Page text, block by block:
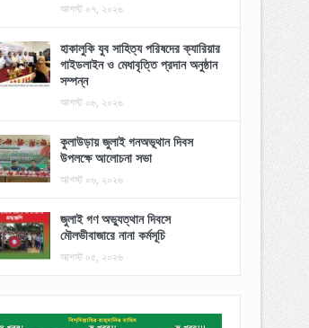
আগস্ট ০৭, ২০২৬
হাকালুকি যুব সাহিত্য পরিষদের ক্যারিয়ার
গাইডলাইন ও মেধাবৃত্তি প্রদান অনুষ্ঠান
সম্পন্ন
আগস্ট ০৬, ২০২৬
কুলাউড়ায় জুলাই গনঅভূথান দিবস
উপলক্ষে আলোচনা সভা
আগস্ট ০৬, ২০২৬
জুলাই গণ অভ্যুত্থান দিবসে
মৌলভীবাজারে নানা কর্মসূচি
আগস্ট ০৫, ২০২৬